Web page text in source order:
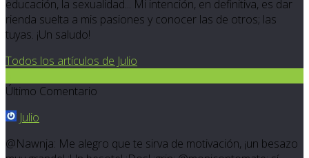
educación, la sexualidad... Mi intención, en definitiva, es dar
rienda suelta a mis pasiones y conocer las de otros; las
tuyas. ¡Un saludo!
Todos los artículos de Julio
Último Comentario
Julio
@Nawnja: Me alegro que te sirva de motivación, ¡un besazo